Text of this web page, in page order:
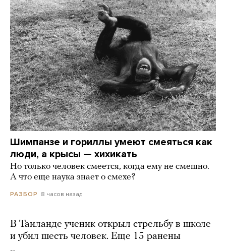
Шимпанзе и гориллы умеют смеяться как
люди, а крысы — хихикать
Но только человек смеется, когда ему не смешно.
А что еще наука знает о смехе?
РАЗБОР 8 часов назад
В Таиланде ученик открыл стрельбу в школе
и убил шесть человек. Еще 15 ранены